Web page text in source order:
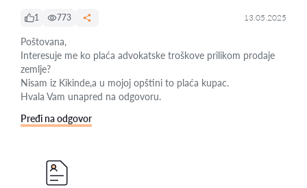
1 773 13.05.2025
Poštovana,
Interesuje me ko plaća advokatske troškove prilikom prodaje
zemlje?
Nisam iz Kikinde,a u mojoj opštini to plaća kupac.
Hvala Vam unapred na odgovoru.
Pređi na odgovor